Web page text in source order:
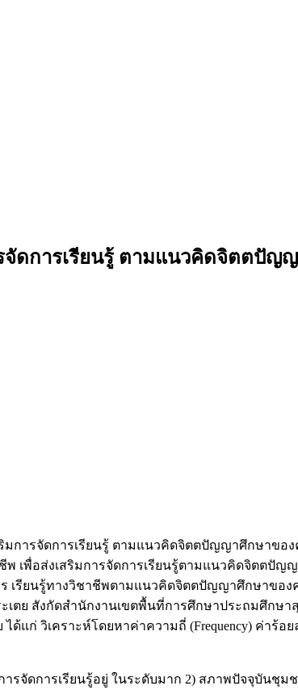
ดการเรียนรู้ ตามแนวคิดจิตตปัญ
การจัดการเรียนรู้ ตามแนวคิดจิตตปัญญาศึกษาขอ
พื่อส่งเสริมการจัดการเรียนรู้ตามแนวคิดจิตตปัญ
รียนรู้ทางวิชาชีพตามแนวคิดจิตตปัญญาศึกษาของ
ตย สังกัดสำนักงานเขตพื้นที่การศึกษาประถมศึกษา
วิเคราะห์โดยหาค่าความถี่ (Frequency) ค่าร้อยล
จัดการเรียนรู้อยู่ ในระดับมาก 2) สภาพปัจจุบันชุม